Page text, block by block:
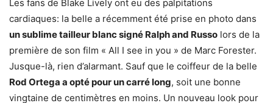
Les fans de Blake Lively ont eu des palpitations
cardiaques: la belle a récemment été prise en photo dans
un sublime tailleur blanc signé Ralph and Russo lors de la
première de son film « All I see in you » de Marc Forester.
Jusque-là, rien d’alarmant. Sauf que le coiffeur de la belle
Rod Ortega a opté pour un carré long, soit une bonne
vingtaine de centimètres en moins. Un nouveau look pour